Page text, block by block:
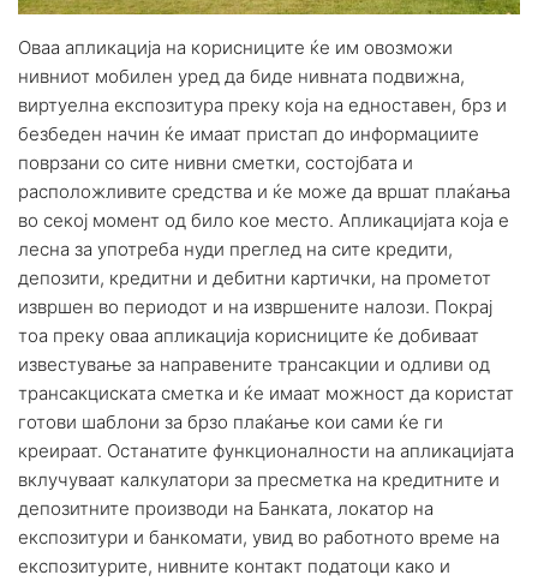
Оваа апликација на корисниците ќе им овозможи
нивниот мобилен уред да биде нивната подвижна,
виртуелна експозитура преку која на едноставен, брз и
безбеден начин ќе имаат пристап до информациите
поврзани со сите нивни сметки, состојбата и
расположливите средства и ќе може да вршат плаќања
во секој момент од било кое место. Апликацијата која е
лесна за употреба нуди преглед на сите кредити,
депозити, кредитни и дебитни картички, на прометот
извршен во периодот и на извршените налози. Покрај
тоа преку оваа апликација корисниците ќе добиваат
известување за направените трансакции и одливи од
трансакциската сметка и ќе имаат можност да користат
готови шаблони за брзо плаќање кои сами ќе ги
креираат. Останатите функционалности на апликацијата
вклучуваат калкулатори за пресметка на кредитните и
депозитните производи на Банката, локатор на
експозитури и банкомати, увид во работното време на
експозитурите, нивните контакт податоци како и